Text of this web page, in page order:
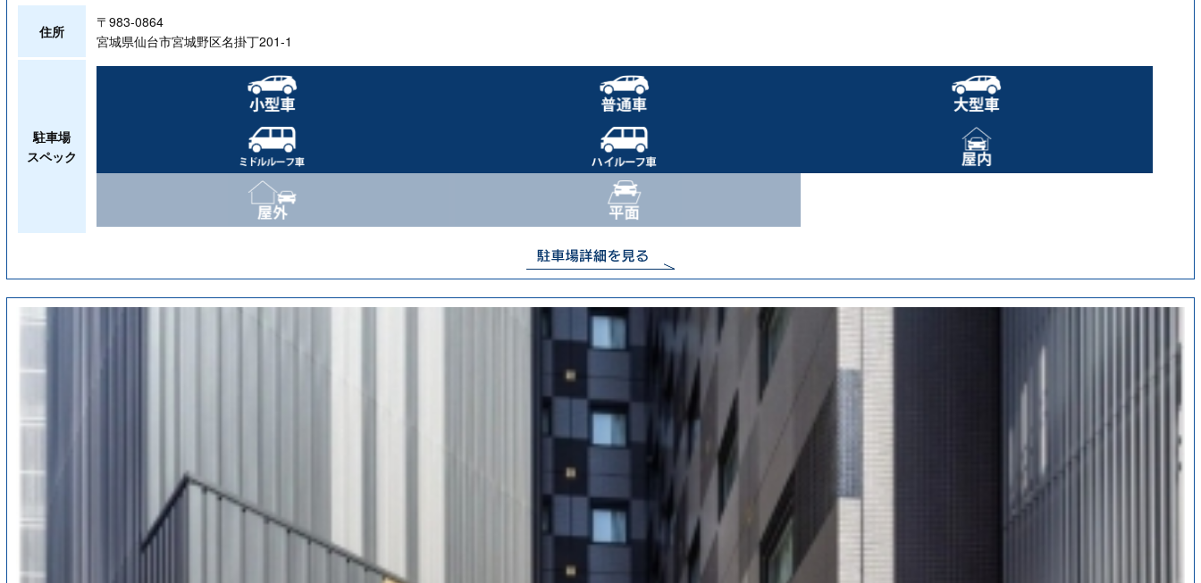
住所
〒983-0864
宮城県仙台市宮城野区名掛丁201-1
駐車場
スペック